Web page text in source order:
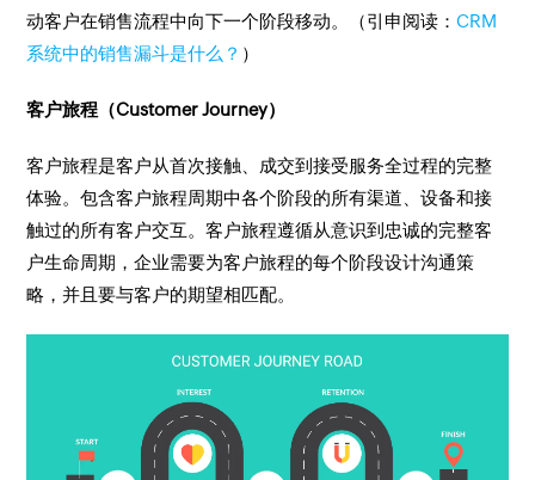
动客户在销售流程中向下一个阶段移动。（引申阅读：CRM
系统中的销售漏斗是什么？ ）
客户旅程（Customer Journey）
客户旅程是客户从首次接触、成交到接受服务全过程的完整
体验。包含客户旅程周期中各个阶段的所有渠道、设备和接
触过的所有客户交互。客户旅程遵循从意识到忠诚的完整客
户生命周期，企业需要为客户旅程的每个阶段设计沟通策
略，并且要与客户的期望相匹配。